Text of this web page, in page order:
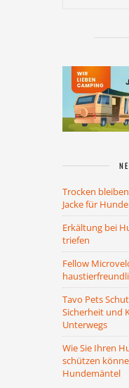
Trocken
Jacke für Hunde
Erkältung bei
triefen
Fellow
Tavo Pets
Sicherheit und
Unterwegs
Wie Sie Ihren
schützen
Hundemäntel